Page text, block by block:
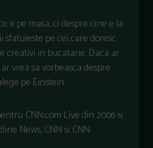
e pe masa, ci despre cine e la
sfatuieste pe cei care doresc
creativi in bucatarie. Daca ar
vrea sa vorbeasca despre
pe Einstein.
CNN.com Live din 2006 si
News, CNN si CNN